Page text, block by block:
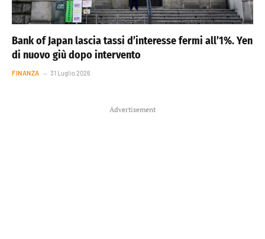
Bank of Japan lascia tassi d’interesse fermi all’1%. Yen
di nuovo giù dopo intervento
FINANZA 31 Luglio 2026
Advertisement